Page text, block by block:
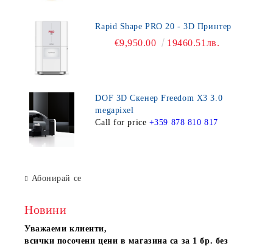
Rapid Shape PRO 20 - 3D Принтер
€9,950.00 19460.51лв.
DOF 3D Скенер Freedom X3 3.0
megapixel
Call for price +359 878 810 817
Абонирай се
Новини
Уважаеми клиенти,
всички посочени цени в магазина са за 1 бр. без